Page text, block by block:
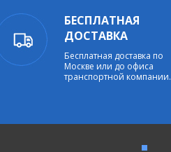
БЕСПЛАТНАЯ
ДОСТАВКА
Бесплатная доставка по
Москве или до офиса
транспортной компании.